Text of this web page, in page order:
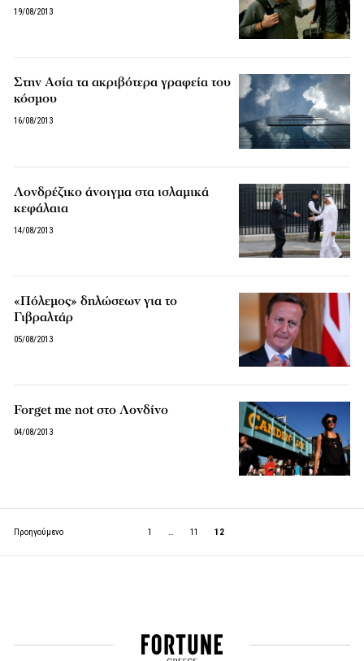
19/08/2013
Στην Ασία τα ακριβότερα γραφεία του
κόσμου
16/08/2013
Λονδρέζικο άνοιγμα στα ισλαμικά
κεφάλαια
14/08/2013
«Πόλεμος» δηλώσεων για το
Γιβραλτάρ
05/08/2013
Forget me not στο Λονδίνο
04/08/2013
Προηγούμενο 1 … 11 12